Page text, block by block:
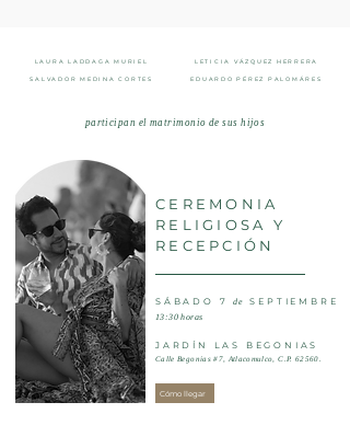
LAURA LADDAGA MURIEL
SALVADOR MEDINA CORTES
LETICIA VÁZQUEZ HERRERA
EDUARDO PÉREZ PALOMÁRES
participan el matrimonio de sus hijos
CEREMONIA
RELIGIOSA Y
RECEPCI Ó N
SÁBADO 7 de SEPTIEMBRE
13:30 horas
JARDÍN LAS BEGONIAS
Calle Begonias #7, Atlacomulco, C.P. 62560.
Cómo llegar